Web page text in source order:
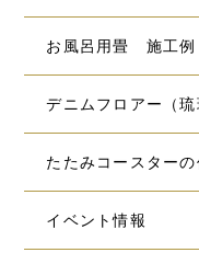
お風呂用畳 施工例
デニムフロアー（琉
たたみコースター
イベント情報